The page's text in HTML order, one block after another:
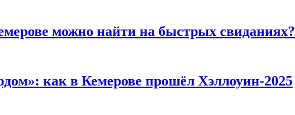
можно найти на быстрых свиданиях?
как в Кемерове прошёл Хэллоуин-2025